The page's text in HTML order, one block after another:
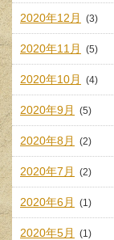
2020年12月 (3)
2020年11月 (5)
2020年10月 (4)
2020年9月 (5)
2020年8月 (2)
2020年7月 (2)
2020年6月 (1)
2020年5月 (1)